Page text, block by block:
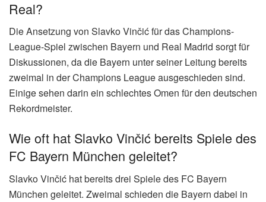
Häufig gestellte Fragen zu slavko
vinčić
Häufig gestellte Fragen zu slavko
vinčić
Wer ist Slavko Vinčić und was macht er
beruflich?